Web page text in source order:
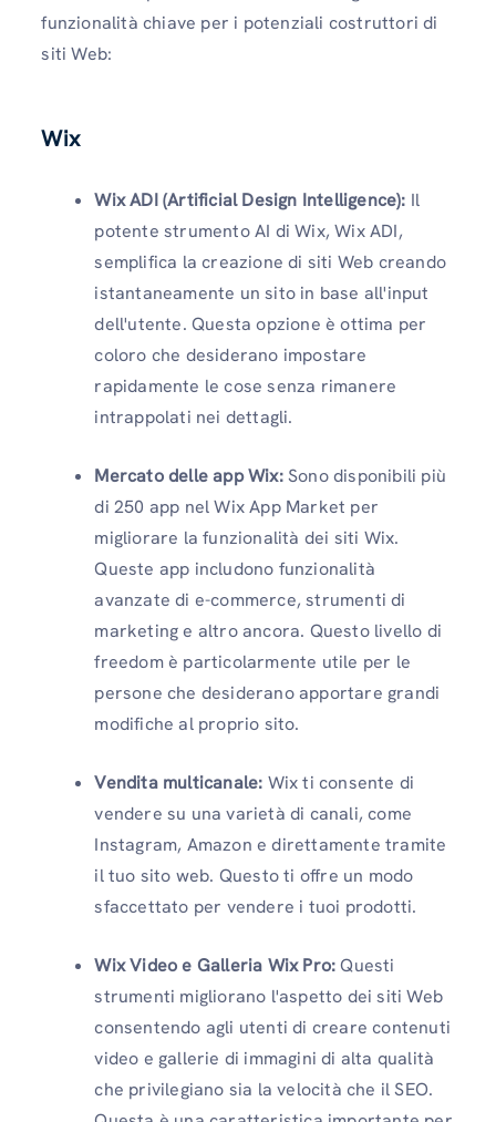
funzionalità chiave per i potenziali costruttori di
siti Web:
Wix
Wix ADI (Artificial Design Intelligence): Il
potente strumento AI di Wix, Wix ADI,
semplifica la creazione di siti Web creando
istantaneamente un sito in base all'input
dell'utente. Questa opzione è ottima per
coloro che desiderano impostare
rapidamente le cose senza rimanere
intrappolati nei dettagli.
Mercato delle app Wix:Sono disponibili più
di 250 app nel Wix App Market per
migliorare la funzionalità dei siti Wix.
Queste app includono funzionalità
avanzate di e-commerce, strumenti di
marketing e altro ancora. Questo livello di
freedom è particolarmente utile per le
persone che desiderano apportare grandi
modifiche al proprio sito.
Vendita multicanale: Wix ti consente di
vendere su una varietà di canali, come
Instagram, Amazon e direttamente tramite
il tuo sito web. Questo ti offre un modo
sfaccettato per vendere i tuoi prodotti.
Wix Video e Galleria Wix Pro:Questi
strumenti migliorano l'aspetto dei siti Web
consentendo agli utenti di creare contenuti
video e gallerie di immagini di alta qualità
che privilegiano sia la velocità che il SEO.